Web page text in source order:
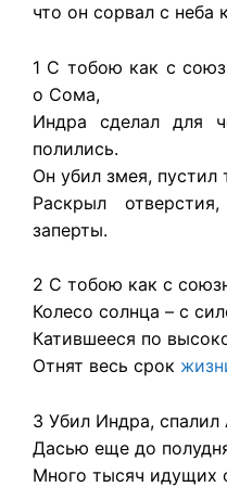
что он сорвал с неба
1 С тобою как с
о Сома,
Индра сделал для
полились.
Он убил змея, пустил
Раскрыл
заперты.
2 С тобою как с
Колесо солнца – с
Катившееся по
Отнят весь срок
3 Убил Индра, спалил
Дасью еще до
Много тысяч идущих